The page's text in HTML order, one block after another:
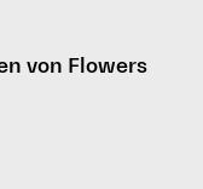
von Flowers